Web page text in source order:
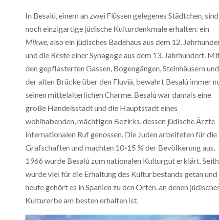
In Besalú, einem an zwei Flüssen gelegenes Städtchen, sind
noch einzigartige jüdische Kulturdenkmale erhalten: ein
Mikwe, also ein jüdisches Badehaus aus dem 12.
und die Reste einer Synagoge aus dem 13. Jahrhundert.
den gepflasterten Gassen, Bogengängen, Steinhäusern und
der alten Brücke über den Fluvià, bewahrt Besalú immer
seinen mittelalterlichen Charme. Besalú war damals eine
große Handelsstadt und die Hauptstadt eines
wohlhabenden, mächtigen Bezirks, dessen jüdische Ärzte
internationalen Ruf genossen. Die Juden arbeiteten für die
Grafschaften und machten 10-15 % der Bevölkerung aus.
1966 wurde Besalú zum nationalen Kulturgut erklärt.
wurde viel für die Erhaltung des Kulturbestands getan und
heute gehört es in Spanien zu den Orten, an denen
Kulturerbe am besten erhalten ist.